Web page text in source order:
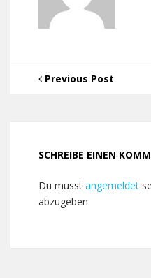
Previous Post
SCHREIBE EINEN
Du musst angemeldet
abzugeben.